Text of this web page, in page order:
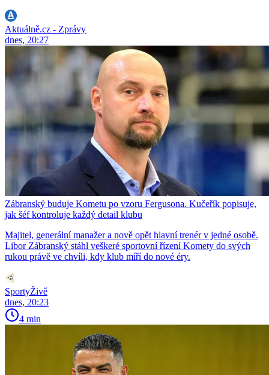
Aktuálně.cz - Zprávy
dnes, 20:27
Zábranský buduje Kometu po vzoru Fergusona. Kučeřík popisuje,
jak šéf kontroluje každý detail klubu
Majitel, generální manažer a nově opět hlavní trenér v jedné osobě.
Libor Zábranský stáhl veškeré sportovní řízení Komety do svých
rukou právě ve chvíli, kdy klub míří do nové éry.
SportyŽivě
dnes, 20:23
4 min